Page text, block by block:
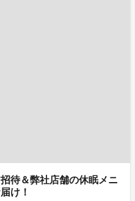
待＆弊社店舗の休眠メニ
け！